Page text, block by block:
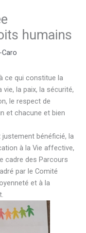
humains
ce qui constitue la
la paix, la sécurité,
le respect de
et chacune et bien
bénéficié, la
à la Vie affective,
cadre des Parcours
par le Comité
et à la